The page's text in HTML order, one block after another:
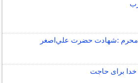
محرم :شهادت حضرت علي‌اصغر
خدا برای حاجت